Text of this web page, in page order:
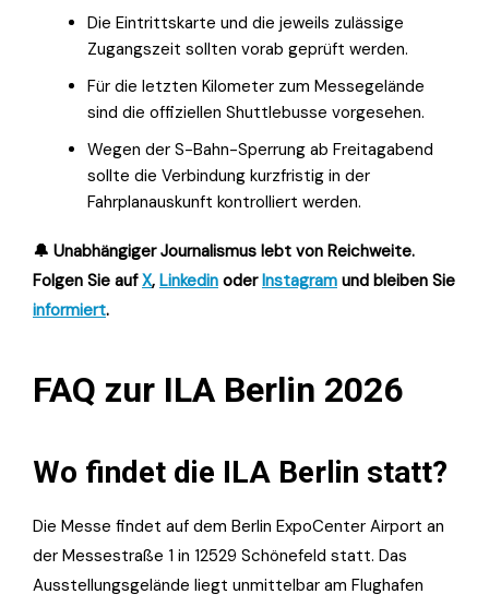
Die Eintrittskarte und die jeweils zulässige
Zugangszeit sollten vorab geprüft werden.
Für die letzten Kilometer zum Messegelände
sind die offiziellen Shuttlebusse vorgesehen.
Wegen der S-Bahn-Sperrung ab Freitagabend
sollte die Verbindung kurzfristig in der
Fahrplanauskunft kontrolliert werden.
🔔 Unabhängiger Journalismus lebt von Reichweite.
Folgen Sie aufX, Linkedin oderInstagram und bleiben Sie
informiert.
FAQ zur ILA Berlin 2026
Wo findet die ILA Berlin statt?
Die Messe findet auf dem Berlin ExpoCenter Airport an
der Messestraße 1 in 12529 Schönefeld statt. Das
Ausstellungsgelände liegt unmittelbar am Flughafen